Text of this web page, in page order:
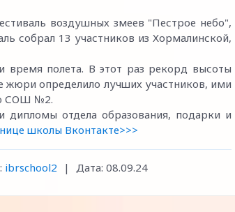
воздушных змеев "Пестрое небо",
собрал 13 участников из Хормалинской,
время полета. В этот раз рекорд высоты
жюри определило лучших участников, ими
СОШ №2.
дипломы отдела образования, подарки и
школы Вконтакте>>>
ibrschool2 | Дата: 08.09.24